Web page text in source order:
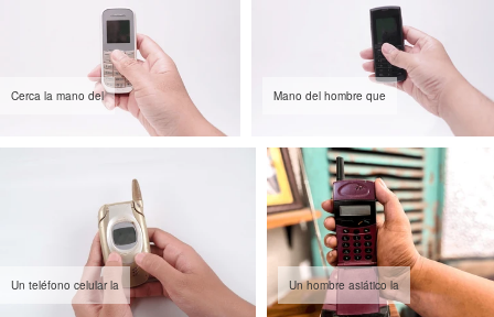
Cerca la mano del Mano del hombre que
Un teléfono celular la Un hombre asiático la